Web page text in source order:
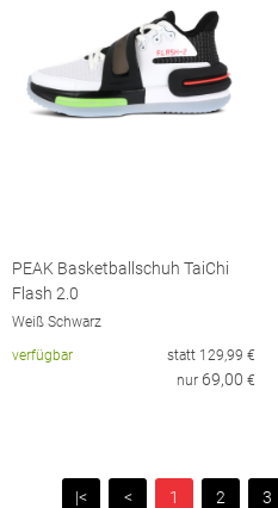
PEAK Basketballschuh TaiChi
Flash 2.0
Weiß Schwarz
verfügbar
statt 129,99 €
nur 69,00 €
|< < 1 2 3